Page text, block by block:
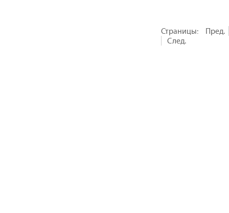
Страницы:
Пред.
След.